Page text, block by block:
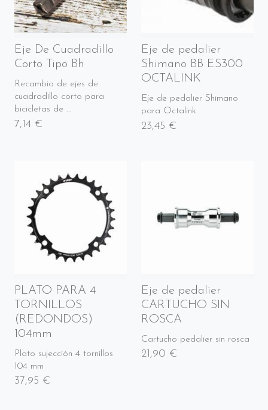
Eje De Cuadradillo
Corto Tipo Bh
Recambio de ejes de
cuadradillo corto para
bicicletas de ...
7,14 €
Eje de pedalier
Shimano BB ES300
OCTALINK
Eje de pedalier Shimano
para Octalink
23,45 €
PLATO PARA 4
TORNILLOS
(REDONDOS)
104mm
Plato sujección 4 tornillos
104 mm
37,95 €
Eje de pedalier
CARTUCHO SIN
ROSCA
Cartucho pedalier sin rosca
21,90 €